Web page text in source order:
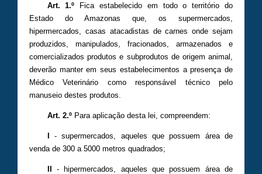
Art. 1.º Fica estabelecido em todo o território do
Estado do Amazonas que, os supermercados,
hipermercados, casas atacadistas de carnes onde sejam
produzidos, manipulados, fracionados, armazenados e
comercializados produtos e subprodutos de origem animal,
deverão manter em seus estabelecimentos a presença de
Médico Veterinário como responsável técnico pelo
manuseio destes produtos.
Art. 2.ºPara aplicação desta lei, compreendem:
- supermercados, aqueles que possuem área de
venda de 300 a 5000 metros quadrados;
- hipermercados, aqueles que possuem área de